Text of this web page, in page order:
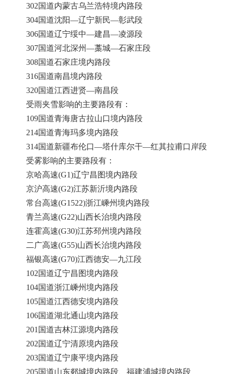
302国道内蒙古乌兰浩特境内路段
304国道沈阳—辽宁新民—彰武段
306国道辽宁绥中—建昌—凌源段
307国道河北深州—藁城—石家庄段
308国道石家庄境内路段
316国道南昌境内路段
320国道江西进贤—南昌段
受雨夹雪影响的主要路段有：
109国道青海唐古拉山口境内路段
214国道青海玛多境内路段
314国道新疆布伦口—塔什库尔干—红其拉甫口岸段
受雾影响的主要路段有：
京哈高速(G1)辽宁昌图境内路段
京沪高速(G2)江苏新沂境内路段
常台高速(G1522)浙江嵊州境内路段
青兰高速(G22)山西长治境内路段
连霍高速(G30)江苏邳州境内路段
二广高速(G55)山西长治境内路段
福银高速(G70)江西德安—九江段
102国道辽宁昌图境内路段
104国道浙江嵊州境内路段
105国道江西德安境内路段
106国道湖北通山境内路段
201国道吉林江源境内路段
202国道辽宁清原境内路段
203国道辽宁康平境内路段
205国道山东郯城境内路段、福建浦城境内路段